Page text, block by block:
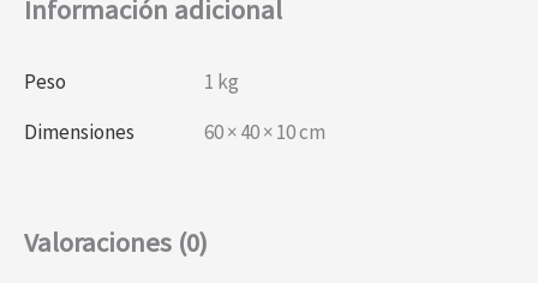
Información adicional
Peso
1 kg
Dimensiones
60 × 40 × 10 cm
Valoraciones (0)